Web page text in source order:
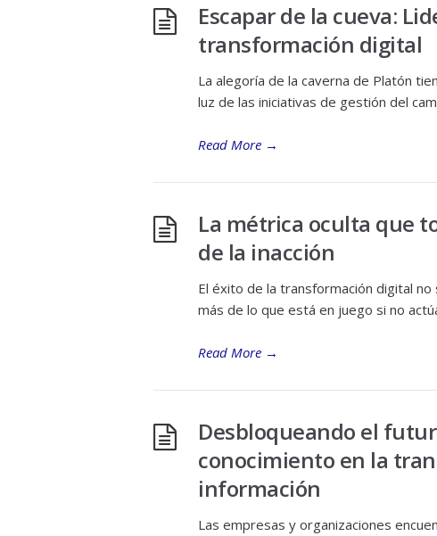
Escapar de la cueva:
transformación digital
La alegoría de la caverna de Platón
luz de las iniciativas de gestión del
Read More →
La métrica oculta que
de la inacción
El éxito de la transformación digital
más de lo que está en juego si no
Read More →
Desbloqueando el
conocimiento en la
información
Las empresas y organizaciones